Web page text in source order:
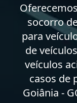
socorro
para
de
veículos
casos de
Goiânia -